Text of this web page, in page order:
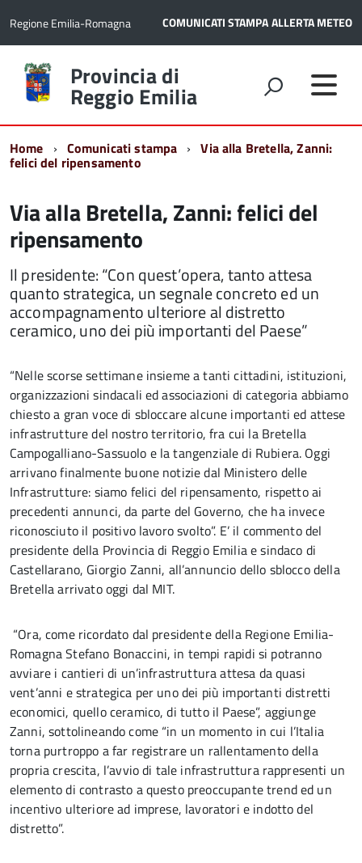
Regione Emilia-Romagna COMUNICATI STAMPAALLERTA METEO
Torna
alla
home
Provincia di
Reggio Emilia
Home Comunicati stampa Via alla Bretella, Zanni:
felici del ripensamento
Via alla Bretella, Zanni: felici del
ripensamento
Il presidente: “Con quest’opera, tanto attesa
quanto strategica, un segnale concreto ed un
accompagnamento ulteriore al distretto
ceramico, uno dei più importanti del Paese”
“Nelle scorse settimane insieme a tanti cittadini, istituzioni,
organizzazioni sindacali ed associazioni di categoria abbiamo
chiesto a gran voce di sbloccare alcune importanti ed attese
infrastrutture del nostro territorio, fra cui la Bretella
Campogalliano-Sassuolo e la tangenziale di Rubiera. Oggi
arrivano finalmente buone notizie dal Ministero delle
Infrastrutture: siamo felici del ripensamento, rispetto ai
precedenti annunci, da parte del Governo, che ha invece
riconosciuto il positivo lavoro svolto”. E’ il commento del
presidente della Provincia di Reggio Emilia e sindaco di
Castellarano, Giorgio Zanni, all’annuncio dello sblocco della
Bretella arrivato oggi dal MIT.
“Ora, come ricordato dal presidente della Regione Emilia-
Romagna Stefano Bonaccini, in tempi rapidi si potranno
avviare i cantieri di un’infrastruttura attesa da quasi
vent’anni e strategica per uno dei più importanti distretti
economici, quello ceramico, di tutto il Paese”, aggiunge
Zanni, sottolineando come “in un momento in cui l’Italia
torna purtroppo a far registrare un rallentamento della
propria crescita, l’avvio di tale infrastruttura rappresenti un
elemento di contrasto a questo preoccupante trend ed un
incentivo ulteriore ad imprese, lavoratori e indotto del
distretto”.